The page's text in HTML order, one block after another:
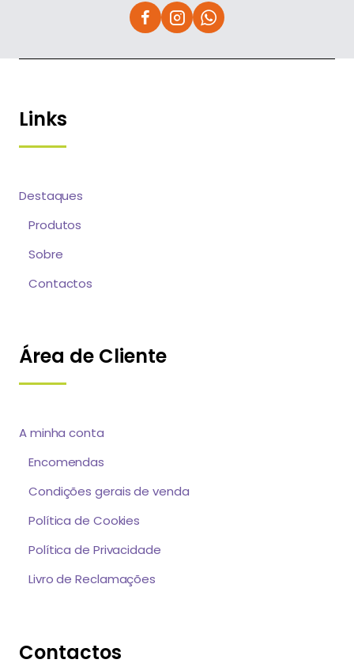
Links
Destaques
Produtos
Sobre
Contactos
Área de Cliente
A minha conta
Encomendas
Condições gerais de venda
Política de Cookies
Política de Privacidade
Livro de Reclamações
Contactos